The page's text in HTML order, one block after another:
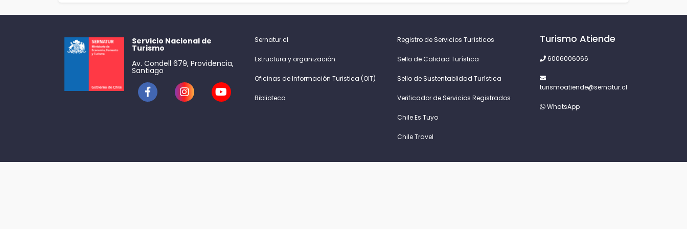
Servicio Nacional de
Turismo
Av. Condell 679, Providencia,
Santiago
Sernatur.cl
Estructura y organización
Oficinas de Información Turistica (OIT)
Biblioteca
Registro de Servicios Turísticos
Sello de Calidad Turística
Sello de Sustentablidad Turística
Verificador de Servicios Registrados
Chile Es Tuyo
Chile Travel
Turismo Atiende
6006006066
turismoatiende@sernatur.cl
WhatsApp